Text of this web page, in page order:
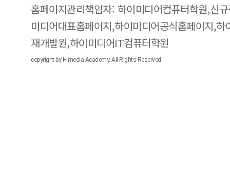
홈페이지관리책임자: 하이미디어컴퓨터학원,신
미디어대표홈페이지,하이미디어공식홈페이지,
재개발원,하이미디어IT컴퓨터학원
copyright by Himedia Academy. All Rights Reserved.